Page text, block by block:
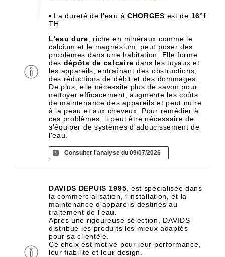
▪ La dureté de l'eau à CHORGES est de 16°f
TH.
L'eau dure , riche en minéraux comme le
calcium et le magnésium, peut poser des
problèmes dans une habitation. Elle forme
des dépôts de calcaire dans les tuyaux et
les appareils, entraînant des obstructions,
des réductions de débit et des dommages.
De plus, elle nécessite plus de savon pour
nettoyer efficacement, augmente les coûts
de maintenance des appareils et peut nuire
à la peau et aux cheveux. Pour remédier à
ces problèmes, il peut être nécessaire de
s'équiper de systèmes d'adoucissement de
l'eau.
Consulter l'analyse du 09/07/2026
DAVIDS DEPUIS 1995 , est spécialisée dans
la commercialisation, l'installation, et la
maintenance d'appareils destinés au
traitement de l'eau.
Après une rigoureuse sélection, DAVIDS
distribue les produits les mieux adaptés
pour sa clientèle.
Ce choix est motivé pour leur performance,
leur fiabilité et leur design.